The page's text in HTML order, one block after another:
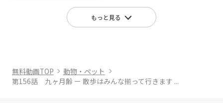
もっと見る
無料動画TOP
動物・ペット
第156話 九ヶ月齢 ー 散歩はみんな揃って行きます ...